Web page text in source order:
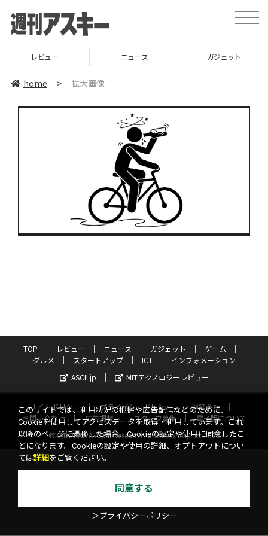
toggle
レビュー ニュース ガジェット
home > 拡大画像
TOP レビュー ニュース ガジェット
ゲーム
グルメ
スタートアップ ICT
インフォメーション
ASCII.jp
MITテクノロジーレビュー
サイトポリシー プライバシーポリシー
運営会社
お問い合わせ
広告掲載 スタッフ募集
電子版について
©KADOKAWA ASCII Research Laboratories, Inc. 2026
このサイトでは、利用状況の把握や広告配信などのために、
Cookieを使用してアクセスデータを取得・利用しています。これ
以降のページに遷移した場合、Cookieの設定や使用に同意したこ
とになります。Cookieの設定や使用の詳細、オプトアウトについ
ては詳細 をご覧ください。
同意する
＞プライバシーポリシー